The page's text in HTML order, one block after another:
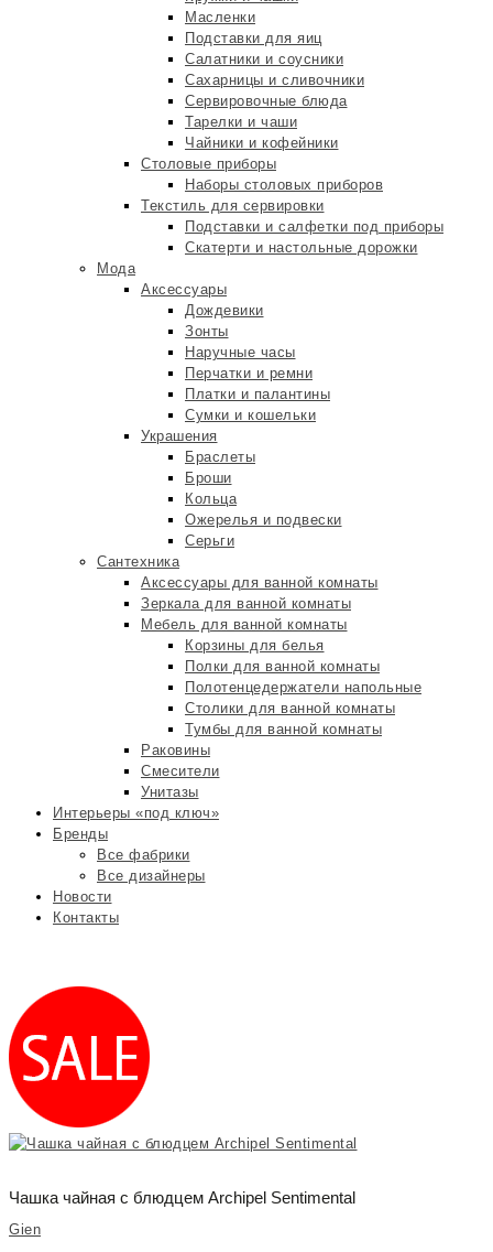
Масленки
Подставки для яиц
Салатники и соусники
Сахарницы и сливочники
Сервировочные блюда
Тарелки и чаши
Чайники и кофейники
Столовые приборы
Наборы столовых приборов
Текстиль для сервировки
Подставки и салфетки под приборы
Скатерти и настольные дорожки
Мода
Аксессуары
Дождевики
Зонты
Наручные часы
Перчатки и ремни
Платки и палантины
Сумки и кошельки
Украшения
Браслеты
Броши
Кольца
Ожерелья и подвески
Серьги
Сантехника
Аксессуары для ванной комнаты
Зеркала для ванной комнаты
Мебель для ванной комнаты
Корзины для белья
Полки для ванной комнаты
Полотенцедержатели напольные
Столики для ванной комнаты
Тумбы для ванной комнаты
Раковины
Смесители
Унитазы
Интерьеры «под ключ»
Бренды
Все фабрики
Все дизайнеры
Новости
Контакты
Чашка чайная с блюдцем Archipel Sentimental
Gien